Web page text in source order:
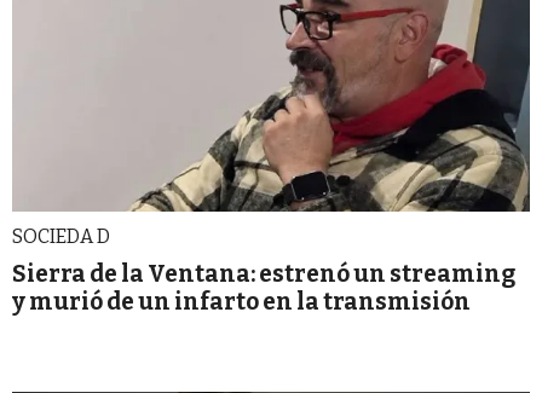
SOCIEDA D
Sierra de la Ventana: estrenó un streaming
y murió de un infarto en la transmisión